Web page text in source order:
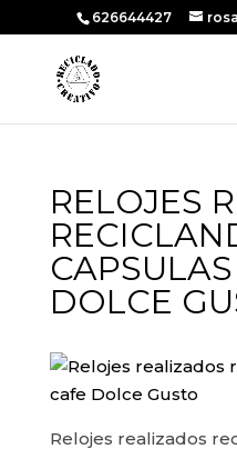
626644427
RELOJES
DOLCE
Relojes realizados